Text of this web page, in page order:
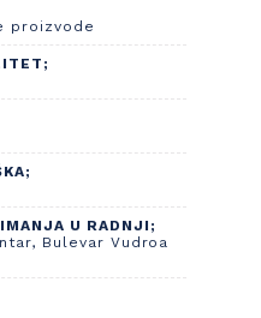
proizvode
U RADNJI;
Bulevar Vudroa